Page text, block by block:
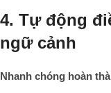
4. Tự động
ngữ cảnh
Nhanh chóng hoàn